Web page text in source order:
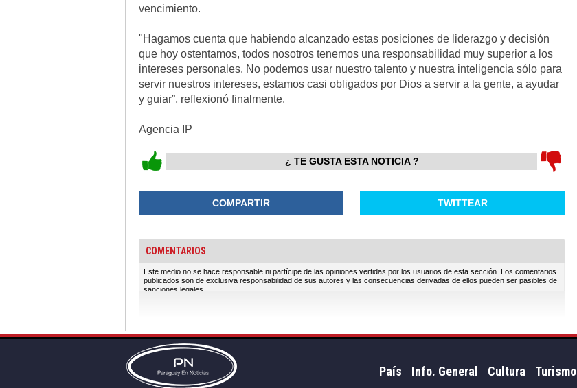
vencimiento.
"Hagamos cuenta que habiendo alcanzado estas posiciones de liderazgo y decisión
que hoy ostentamos, todos nosotros tenemos una responsabilidad muy superior a los
intereses personales. No podemos usar nuestro talento y nuestra inteligencia sólo para
servir nuestros intereses, estamos casi obligados por Dios a servir a la gente, a ayudar
y guiar”, reflexionó finalmente.
Agencia IP
¿ TE GUSTA ESTA NOTICIA ?
COMPARTIR TWITTEAR
COMENTARIOS
Este medio no se hace responsable ni partícipe de las opiniones vertidas por los usuarios de esta sección. Los comentarios
publicados son de exclusiva responsabilidad de sus autores y las consecuencias derivadas de ellos pueden ser pasibles de
sanciones legales.
País Info. General Cultura Turismo